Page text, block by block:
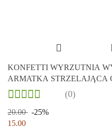
KONFETTI WYRZUTNIA
ARMATKA STRZELAJĄCA
(0)
20.00
-25%
15.00